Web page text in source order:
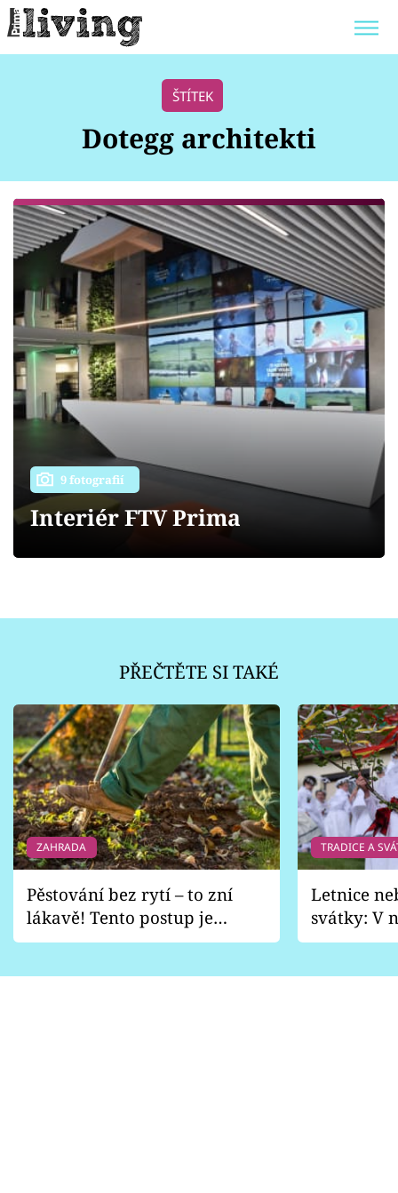
POKOJOVÉ KVĚTINY
ZAHRADA
Témata
Bydlení
Zahrada
Design
Sledujte prima+
Přihlášení
Sledujte nás
ŠTÍTEK
Dotegg architekti
9 fotografií
Interiér FTV Prima
PŘEČTĚTE SI TAKÉ
ZAHRADA
Pěstování bez rytí – to zní
lákavě! Tento postup je
vhodný jen pro některé
TRADICE A
Letnice
svátky: V
pondělí